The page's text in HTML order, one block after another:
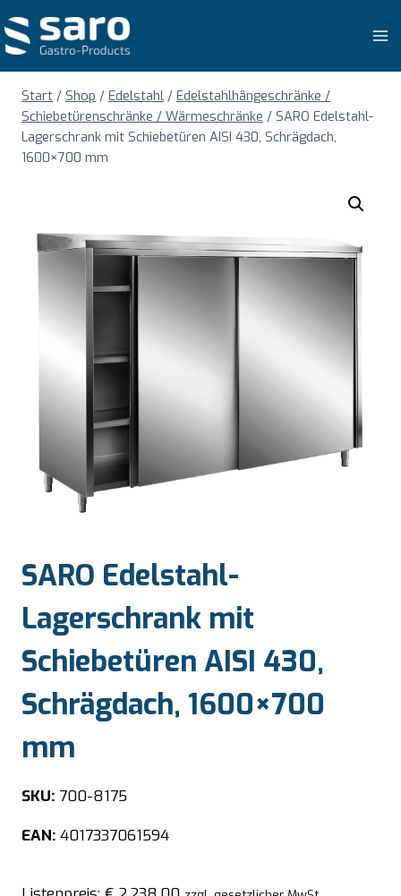
Inhalt
springen
Start / Shop / Edelstahl / Edelstahlhängeschränke /
Schiebetürenschränke / Wärmeschränke / SARO Edelstahl-
Lagerschrank mit Schiebetüren AISI 430, Schrägdach,
1600×700 mm
SARO Edelstahl-
Lagerschrank mit
Schiebetüren AISI 430,
Schrägdach, 1600×700
mm
SKU: 700-8175
EAN: 4017337061594